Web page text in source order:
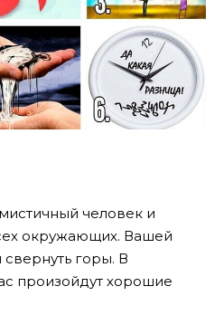
человек и
окружающих. Вашей
свернуть горы. В
произойдут хорошие